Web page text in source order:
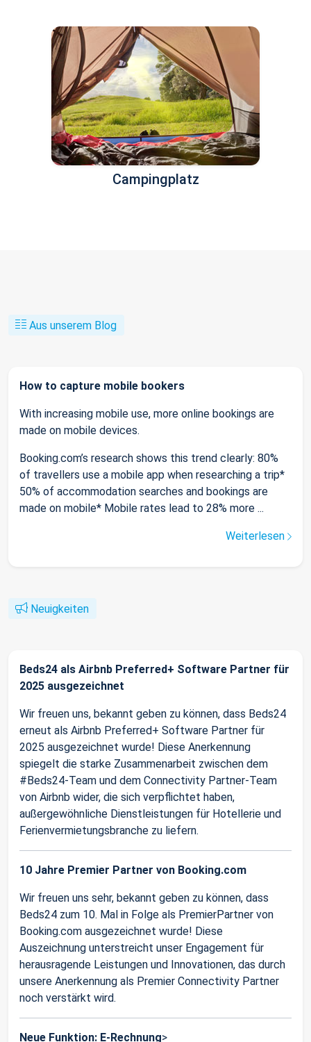
Campingplatz
Aus unserem Blog
How to capture mobile bookers
With increasing mobile use, more online bookings are
made on mobile devices.
Booking.com’s research shows this trend clearly: 80%
of travellers use a mobile app when researching a trip*
50% of accommodation searches and bookings are
made on mobile* Mobile rates lead to 28% more ...
Weiterlesen
Neuigkeiten
Beds24 als Airbnb Preferred+ Software Partner für
2025 ausgezeichnet
Wir freuen uns, bekannt geben zu können, dass Beds24
erneut als Airbnb Preferred+ Software Partner für
2025 ausgezeichnet wurde! Diese Anerkennung
spiegelt die starke Zusammenarbeit zwischen dem
#Beds24-Team und dem Connectivity Partner-Team
von Airbnb wider, die sich verpflichtet haben,
außergewöhnliche Dienstleistungen für Hotellerie und
Ferienvermietungsbranche zu liefern.
10 Jahre Premier Partner von Booking.com
Wir freuen uns sehr, bekannt geben zu können, dass
Beds24 zum 10. Mal in Folge als PremierPartner von
Booking.com ausgezeichnet wurde! Diese
Auszeichnung unterstreicht unser Engagement für
herausragende Leistungen und Innovationen, das durch
unsere Anerkennung als Premier Connectivity Partner
noch verstärkt wird.
Neue Funktion: E-Rechnung>